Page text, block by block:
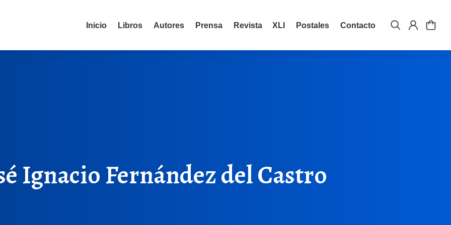
Inicio Libros Autores Prensa Revista XLI Postales Contacto
Ignacio Fernández del Castro